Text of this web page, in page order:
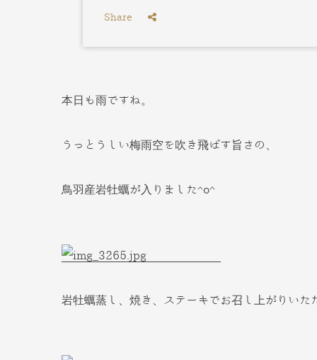
Share
本日も雨ですね。
うっとうしい梅雨空を吹き飛ばす旨さの、
鳥羽産岩牡蠣が入りました^o^
岩牡蠣蒸し、焼き、ステーキでお召し上がりい